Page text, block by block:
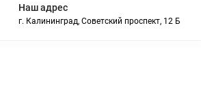
Наш адрес
г. Калининград, Советский проспект, 12 Б